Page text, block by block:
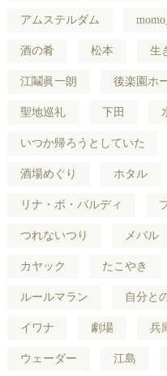
アムステルダム
酒の肴 松本 生
江鬮眞一朗 後楽園ホ
聖地巡礼 下田
いつか帰ろうとしていた
酒場めぐり ホタル
リナ・ボ・バルディ
つれないつり メバル
カヤック たこやき
ルールマラン 自分と
イワナ 劇場 兵
ウェーダー 江島